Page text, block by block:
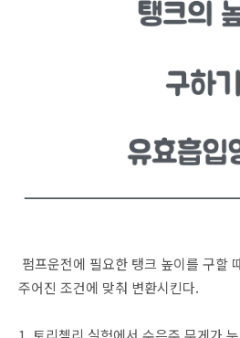
펌프운전에 필요한 탱크 높이를 구할
주어진 조건에 맞춰 변환시킨다.